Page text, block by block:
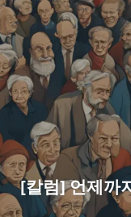
[칼럼] 언제까